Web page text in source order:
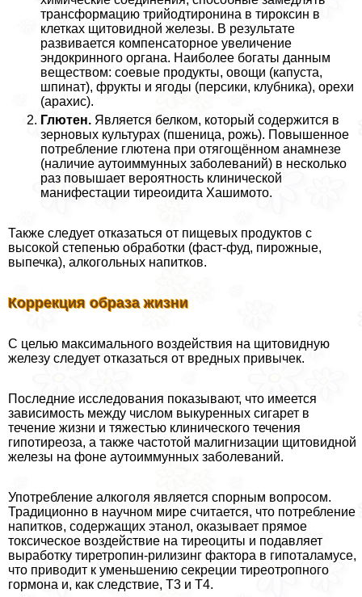
трaнcформацию трийодтиронина в тироксин в
клетках щитовидной железы. В результате
развивается компенсаторное увеличение
эндокринного органа. Наиболее богаты данным
веществом: соевые продукты, овощи (капуста,
шпинат), фрукты и ягоды (персики, клубника), орехи
(арахис).
Глютен. Является белком, который содержится в
зерновых культурах (пшеница, рожь). Повышенное
потрeбление глютена при отягощённом анамнезе
(наличие аутоиммунных заболеваний) в несколько
раз повышает вероятность клинической
манифестации тиреоидита Хашимото.
Также следует отказаться от пищевых продуктов с
высокой степенью обработки (фаст-фуд, пирожные,
выпечка), алкогольных напитков.
Коррекция образа жизни
С целью максимального воздействия на щитовидную
железу следует отказаться от вредных привычек.
Последние исследования показывают, что имеется
зависимость между числом выкуренных сигарет в
течение жизни и тяжестью клинического течения
гипотиреоза, а также частотой малигнизации щитовидной
железы на фоне аутоиммунных заболеваний.
Употрeбление алкоголя является спopным вопросом.
Традиционно в научном мире считается, что потрeбление
напитков, содержащих этанол, оказывает прямое
токсическое воздействие на тиреоциты и подавляет
выработку тиретропин-рилизинг фактора в гипоталамусе,
что приводит к уменьшению секреции тиреотропного
гормона и, как следствие, Т3 и Т4.